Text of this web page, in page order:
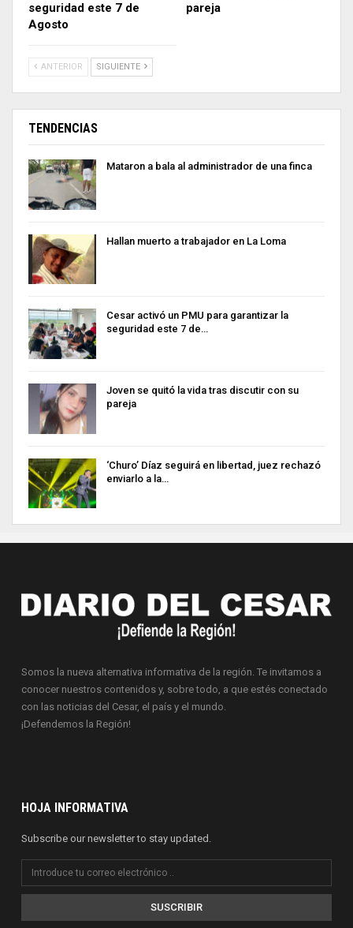
seguridad este 7 de
Agosto
pareja
ANTERIOR SIGUIENTE
TENDENCIAS
Mataron a bala al administrador de una finca
Hallan muerto a trabajador en La Loma
Cesar activó un PMU para garantizar la
seguridad este 7 de…
Joven se quitó la vida tras discutir con su
pareja
‘Churo’ Díaz seguirá en libertad, juez rechazó
enviarlo a la…
Somos la nueva alternativa informativa de la región. Te invitamos a
conocer nuestros contenidos y, sobre todo, a que estés conectado
con las noticias del Cesar, el país y el mundo.
¡Defendemos la Región!
HOJA INFORMATIVA
Subscribe our newsletter to stay updated.
SUSCRIBIR